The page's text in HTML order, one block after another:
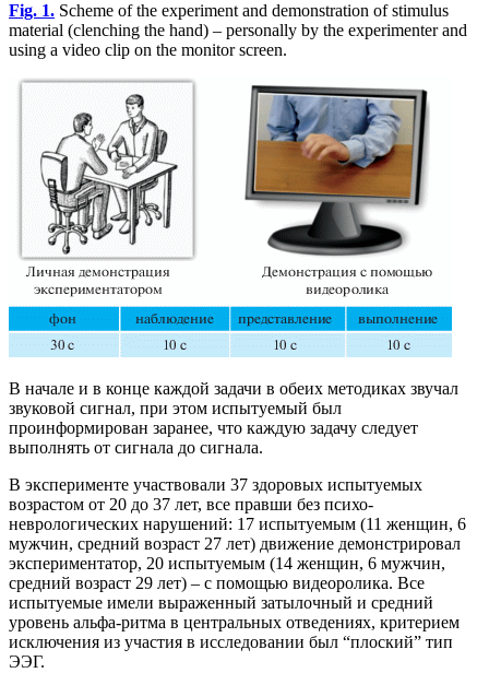
Fig. 1. Scheme of the experiment and demonstration of stimulus
material (clenching the hand) – personally by the experimenter and
using a video clip on the monitor screen.
В начале и в конце каждой задачи в обеих методиках звучал
звуковой сигнал, при этом испытуемый был
проинформирован заранее, что каждую задачу следует
выполнять от сигнала до сигнала.
В эксперименте участвовали 37 здоровых испытуемых
возрастом от 20 до 37 лет, все правши без психо-
неврологических нарушений: 17 испытуемым (11 женщин, 6
мужчин, средний возраст 27 лет) движение демонстрировал
экспериментатор, 20 испытуемым (14 женщин, 6 мужчин,
средний возраст 29 лет) – с помощью видеоролика. Все
испытуемые имели выраженный затылочный и средний
уровень альфа-ритма в центральных отведениях, критерием
исключения из участия в исследовании был “плоский” тип
ЭЭГ.